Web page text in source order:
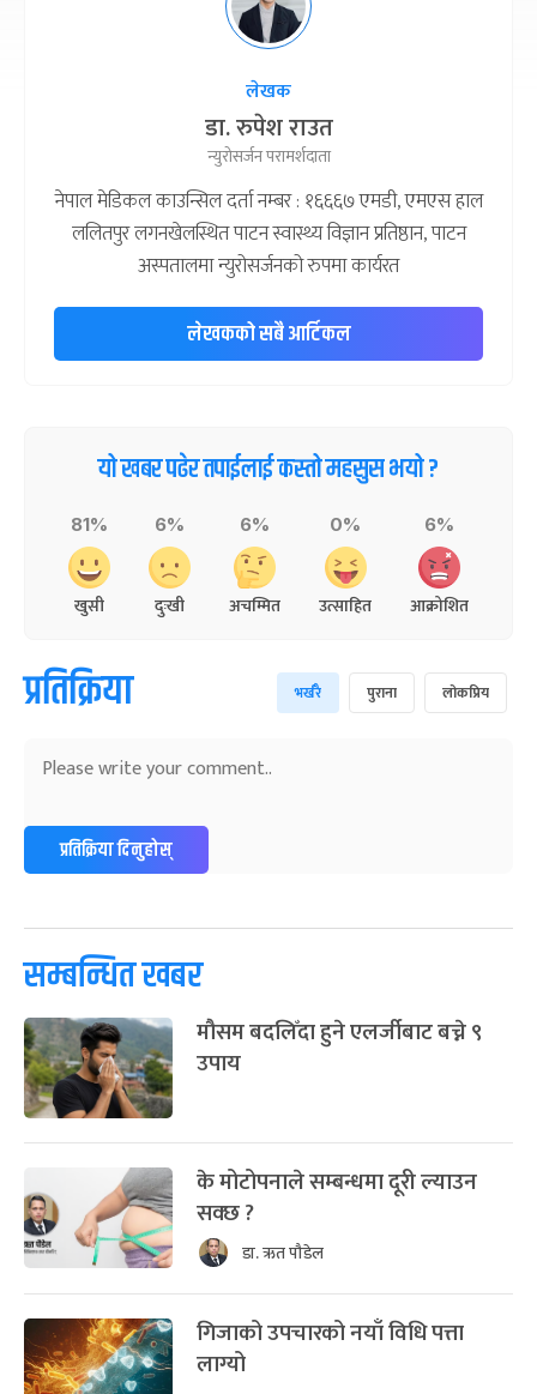
लेखक
डा. रुपेश राउत
न्युरोसर्जन परामर्शदाता
नेपाल मेडिकल काउन्सिल दर्ता नम्बर : १६६६७ एमडी, एमएस हाल
ललितपुर लगनखेलस्थित पाटन स्वास्थ्य विज्ञान प्रतिष्ठान, पाटन
अस्पतालमा न्युरोसर्जनको रुपमा कार्यरत
लेखकको सबै आर्टिकल
यो खबर पढेर तपाईलाई कस्तो महसुस भयो ?
81%
खुसी
6%
दुःखी
6%
अचम्मित
0%
उत्साहित
6%
आक्रोशित
प्रतिक्रिया भर्खरै पुराना लोकप्रिय
प्रतिक्रिया दिनुहोस्
सम्बन्धित खबर
मौसम बदलिँदा हुने एलर्जीबाट बच्ने ९
उपाय
के मोटोपनाले सम्बन्धमा दूरी ल्याउन
सक्छ ?
डा. ऋत पौडेल
गिजाको उपचारको नयाँ विधि पत्ता
लाग्यो